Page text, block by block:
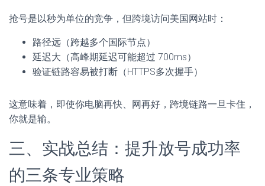
抢号是以秒为单位的竞争，但跨境访问美国网站时：
路径远（跨越多个国际节点）
延迟大（高峰期延迟可能超过 700ms）
验证链路容易被打断（HTTPS多次握手）
这意味着，即使你电脑再快、网再好，跨境链路一旦卡住，
你就是输。
三、实战总结：提升放号成功率
的三条专业策略